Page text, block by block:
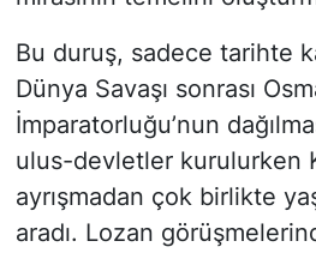
Bu duruş, sadece tarihte
Dünya Savaşı sonrası
İmparatorluğu’nun
ulus-devletler kurulurken
ayrışmadan çok birlikte
aradı. Lozan